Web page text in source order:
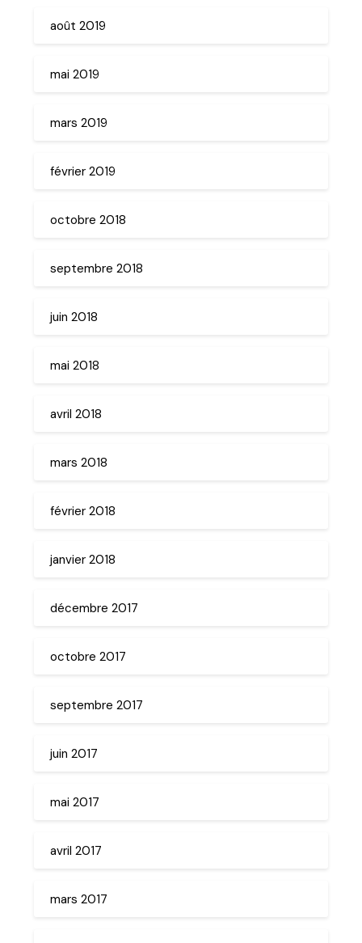
août 2019
mai 2019
mars 2019
février 2019
octobre 2018
septembre 2018
juin 2018
mai 2018
avril 2018
mars 2018
février 2018
janvier 2018
décembre 2017
octobre 2017
septembre 2017
juin 2017
mai 2017
avril 2017
mars 2017